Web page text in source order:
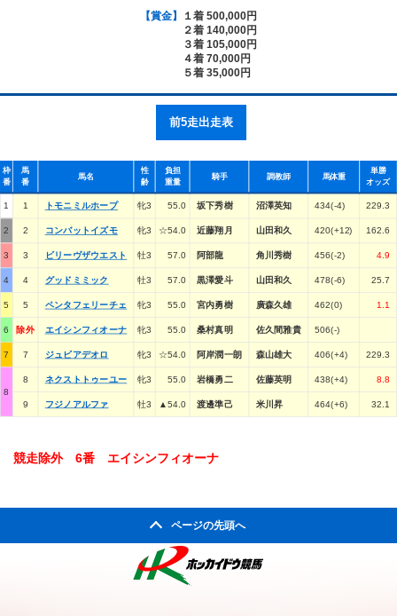
【賞金】
１着 500,000円
２着 140,000円
３着 105,000円
４着 70,000円
５着 35,000円
前5走出走表
枠
番
馬
番
馬名
性
齢
負担
重量
騎手 調教師 馬体重
単勝
オッズ
1 1 トモニミルホープ 牝3 55.0 坂下秀樹 沼澤英知 434(-4) 229.3
2 2 コンバットイズモ 牝3 ☆54.0 近藤翔月 山田和久 420(+12) 162.6
3 3 ビリーヴザウエスト 牡3 57.0 阿部龍 角川秀樹 456(-2) 4.9
4 4 グッドミミック 牡3 57.0 黒澤愛斗 山田和久 478(-6) 25.7
5 5 ペンタフェリーチェ 牝3 55.0 宮内勇樹 廣森久雄 462(0) 1.1
6 除外 エイシンフィオーナ 牝3 55.0 桑村真明 佐久間雅貴 506(-)
7 7 ジュビアデオロ 牝3 ☆54.0 阿岸潤一朗 森山雄大 406(+4) 229.3
8
8 ネクストトゥーユー 牝3 55.0 岩橋勇二 佐藤英明 438(+4) 8.8
9 フジノアルファ 牡3 ▲54.0 渡邊準己 米川昇 464(+6) 32.1
競走除外 6番 エイシンフィオーナ
ページの先頭へ